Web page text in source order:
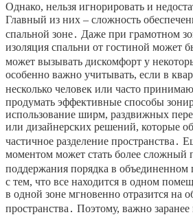
Однако, нельзя игнорировать и
Главный из них – сложность
спальной зоне․ Даже при грамотном
изоляция спальни от гостиной может
может вызывать дискомфорт у
особенно важно учитывать, если в
несколько человек или часто
продумать эффективные способы
использование ширм, раздвижных
или дизайнерских решений, которые
частичное разделение пространства․
моментом может стать более сложный
поддержания порядка в объединенном
с тем, что все находится в одном
в одной зоне мгновенно отразится на
пространства․ Поэтому, важно